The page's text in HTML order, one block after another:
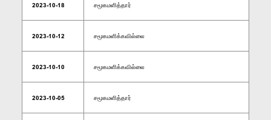
2023-10-18 சமூகமளித்தார்
2023-10-12 சமூகமளிக்கவில்லை
2023-10-10 சமூகமளிக்கவில்லை
2023-10-05 சமூகமளித்தார்